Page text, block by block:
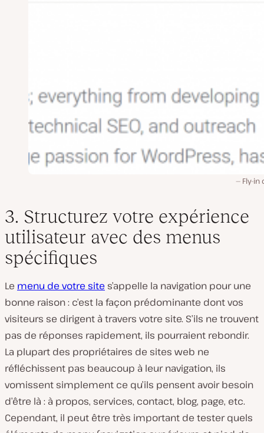
Fly-in
3. Structurez votre expérience
utilisateur avec des menus
spécifiques
Le menu de votre site s’appelle la navigation pour une
bonne raison : c’est la façon prédominante dont vos
visiteurs se dirigent à travers votre site. S’ils ne trouvent
pas de réponses rapidement, ils pourraient rebondir.
La plupart des propriétaires de sites web ne
réfléchissent pas beaucoup à leur navigation, ils
vomissent simplement ce qu’ils pensent avoir besoin
d’être là : à propos, services, contact, blog, page, etc.
Cependant, il peut être très important de tester quels